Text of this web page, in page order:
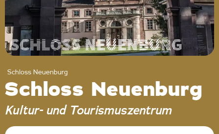
SCHLOSS NEUENBURG
Schloss Neuenburg
Schloss Neuenburg
Kultur- und Tourismuszentrum